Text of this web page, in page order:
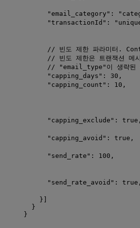
"email_category" : "
"transactionId" : "
// 빈도 제한 파라미터.
// 빈도 제한은 트랜잭션 메
// "email_type"이 생략된
"capping_days" : 30
"capping_count" : 10
"capping_exclude" : true
"capping_avoid" : true
"send_rate" : 100
"send_rate_avoid" : true
}]
}
}